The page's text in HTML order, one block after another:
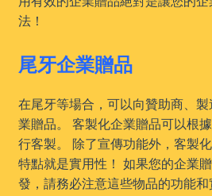
法！
尾牙企業贈品
在尾牙等場合，可以向贊助商、
業贈品。 客製化企業贈品可以根
行客製。 除了宣傳功能外，客製
特點就是實用性！ 如果您的企業
發，請務必注意這些物品的功能